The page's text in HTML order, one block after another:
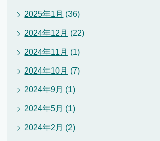
2025年1月 (36)
2024年12月 (22)
2024年11月 (1)
2024年10月 (7)
2024年9月 (1)
2024年5月 (1)
2024年2月 (2)